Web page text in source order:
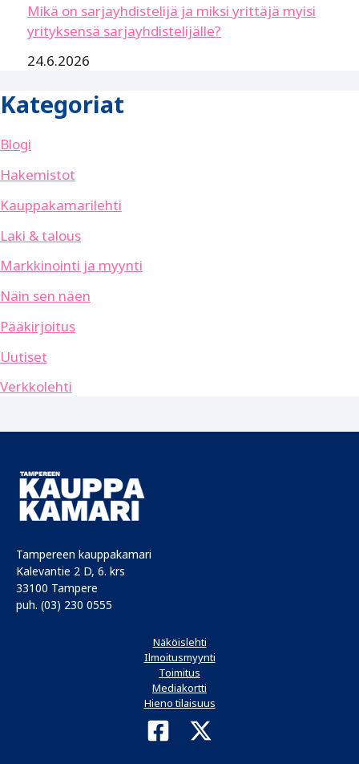
Mikä on sarjayhdistelijä ja miksi yrittäjä myisi
yrityksensä sarjayhdistelijälle?
24.6.2026
Kategoriat
Blogi
Hakemistot
Kauppakamarilehti
Laki & talous
Markkinointi ja myynti
Näin sen näen
Pääkirjoitus
Uutiset
Verkkolehti
Tampereen kauppakamari
Kalevantie 2 D, 6. krs
33100 Tampere
puh. (03) 230 0555
Näköislehti
Ilmoitusmyynti
Toimitus
Mediakortti
Hieno tilaisuus